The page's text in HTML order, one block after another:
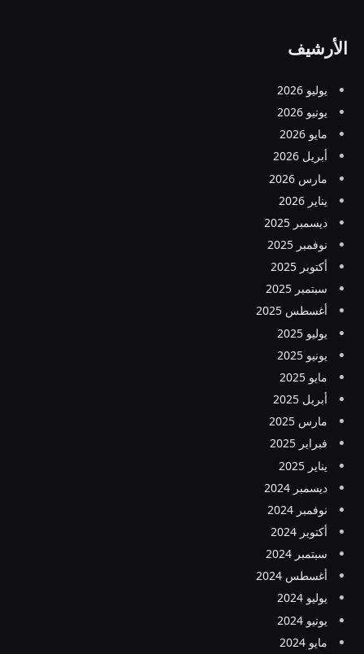
الأرشيف
يوليو 2026
يونيو 2026
مايو 2026
أبريل 2026
مارس 2026
يناير 2026
ديسمبر 2025
نوفمبر 2025
أكتوبر 2025
سبتمبر 2025
أغسطس 2025
يوليو 2025
يونيو 2025
مايو 2025
أبريل 2025
مارس 2025
فبراير 2025
يناير 2025
ديسمبر 2024
نوفمبر 2024
أكتوبر 2024
سبتمبر 2024
أغسطس 2024
يوليو 2024
يونيو 2024
مايو 2024